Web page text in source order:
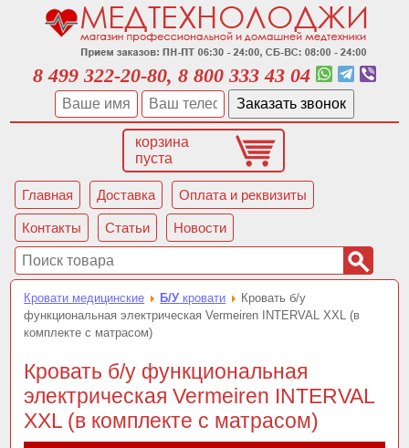
8 499 322-20-80, 8 800 333 43 04
корзина
пуста
Главная Доставка Оплата и реквизиты
Контакты Статьи Новости
Кровати медицинские Б/У кровати
Кровать б/у
функциональная электрическая Vermeiren INTERVAL XXL (в
комплекте с матрасом)
Кровать б/у функциональная
электрическая Vermeiren INTERVAL
XXL (в комплекте с матрасом)